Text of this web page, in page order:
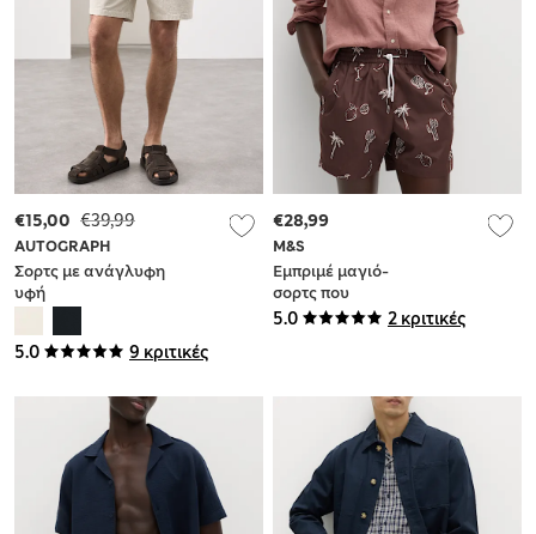
5.0 9 κριτικές
AUTOGRAPH
Σορτς με ανάγλυφη
υφή
€39,99
€15,00
5.0 2 κριτικές
M&S
Εμπριμέ μαγιό-
σορτς που
στεγνώνει γρήγορα
€28,99